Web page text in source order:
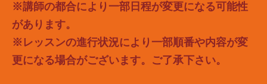
※講師の都合により一部日程が変更になる可能性
があります。
※レッスンの進行状況により一部順番や内容が変
更になる場合がございます。ご了承下さい。